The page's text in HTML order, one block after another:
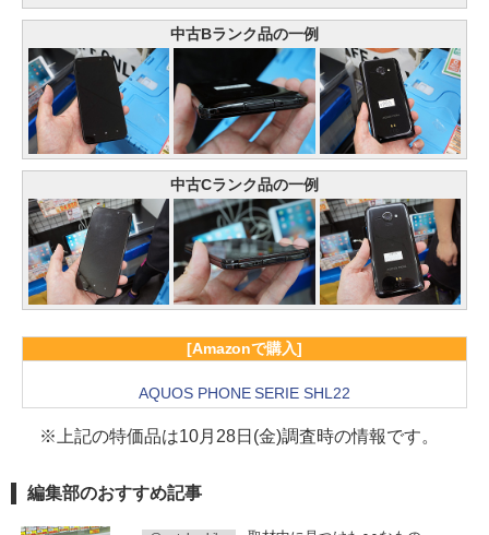
中古Bランク品の一例
中古Cランク品の一例
[Amazonで購入]
AQUOS PHONE SERIE SHL22
※上記の特価品は10月28日(金)調査時の情報です。
編集部のおすすめ記事